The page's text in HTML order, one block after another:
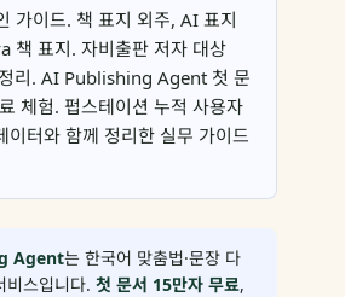
가이드. 책 표지 외주, AI 표지
책 표지. 자비출판 저자 대상
리. AI Publishing Agent 첫 문
체험. 펍스테이션 누적 사용자
터와 함께 정리한 실무 가이드
Agent는 한국어 맞춤법·문장 다
스입니다. 첫 문서 15만자 무료,